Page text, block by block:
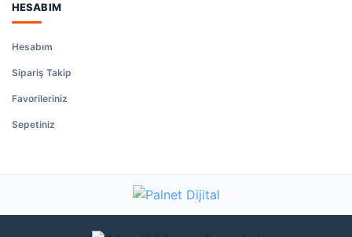
HESABIM
Hesabım
Sipariş Takip
Favorileriniz
Sepetiniz